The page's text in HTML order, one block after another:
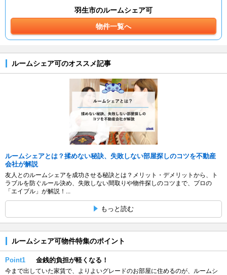
羽生市のルームシェア可
物件一覧へ
ルームシェア可のオススメ記事
ルームシェアとは？揉めない秘訣、失敗しない部屋探しのコツを不動産
会社が解説
友人とのルームシェアを成功させる秘訣とは？メリット・デメリットから、ト
ラブルを防ぐルール決め、失敗しない間取りや物件探しのコツまで、プロの
「エイブル」が解説！...
もっと読む
ルームシェア可物件特集のポイント
Point1 金銭的負担が軽くなる！
今まで出していた家賃で、よりよいグレードのお部屋に住めるのが、ルームシ